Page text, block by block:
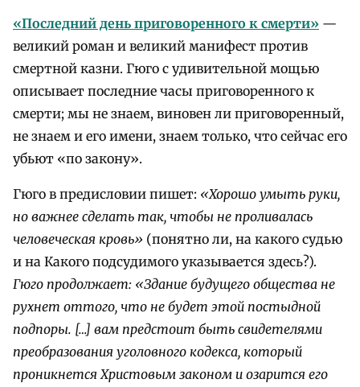
«Последний день приговоренного к смерти» —
великий роман и великий манифест против
смертной казни. Гюго с удивительной мощью
описывает последние часы приговоренного к
смерти; мы не знаем, виновен ли приговоренный,
не знаем и его имени, знаем только, что сейчас его
убьют «по закону».
Гюго в предисловии пишет: «Хорошо умыть руки,
но важнее сделать так, чтобы не проливалась
человеческая кровь» (понятно ли, на какого судью
и на Какого подсудимого указывается здесь?).
Гюго продолжает: «Здание будущего общества не
рухнет оттого, что не будет этой постыдной
подпоры. […] вам предстоит быть свидетелями
преобразования уголовного кодекса, который
проникнется Христовым законом и озарится его